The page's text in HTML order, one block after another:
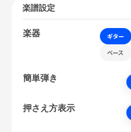
楽譜設定
楽器 ギター
ベース
簡単弾き
押さえ方表示